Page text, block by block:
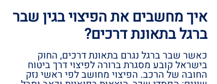
איך מחשבים את הפיצוי בגין שבר
ברגל בתאונת דרכים?
כאשר שבר ברגל נגרם בתאונת דרכים, החוק
בישראל קובע מסגרת ברורה לפיצוי דרך ביטוח
החובה של הרכב. הפיצוי מחושב לפי ראשי נזק